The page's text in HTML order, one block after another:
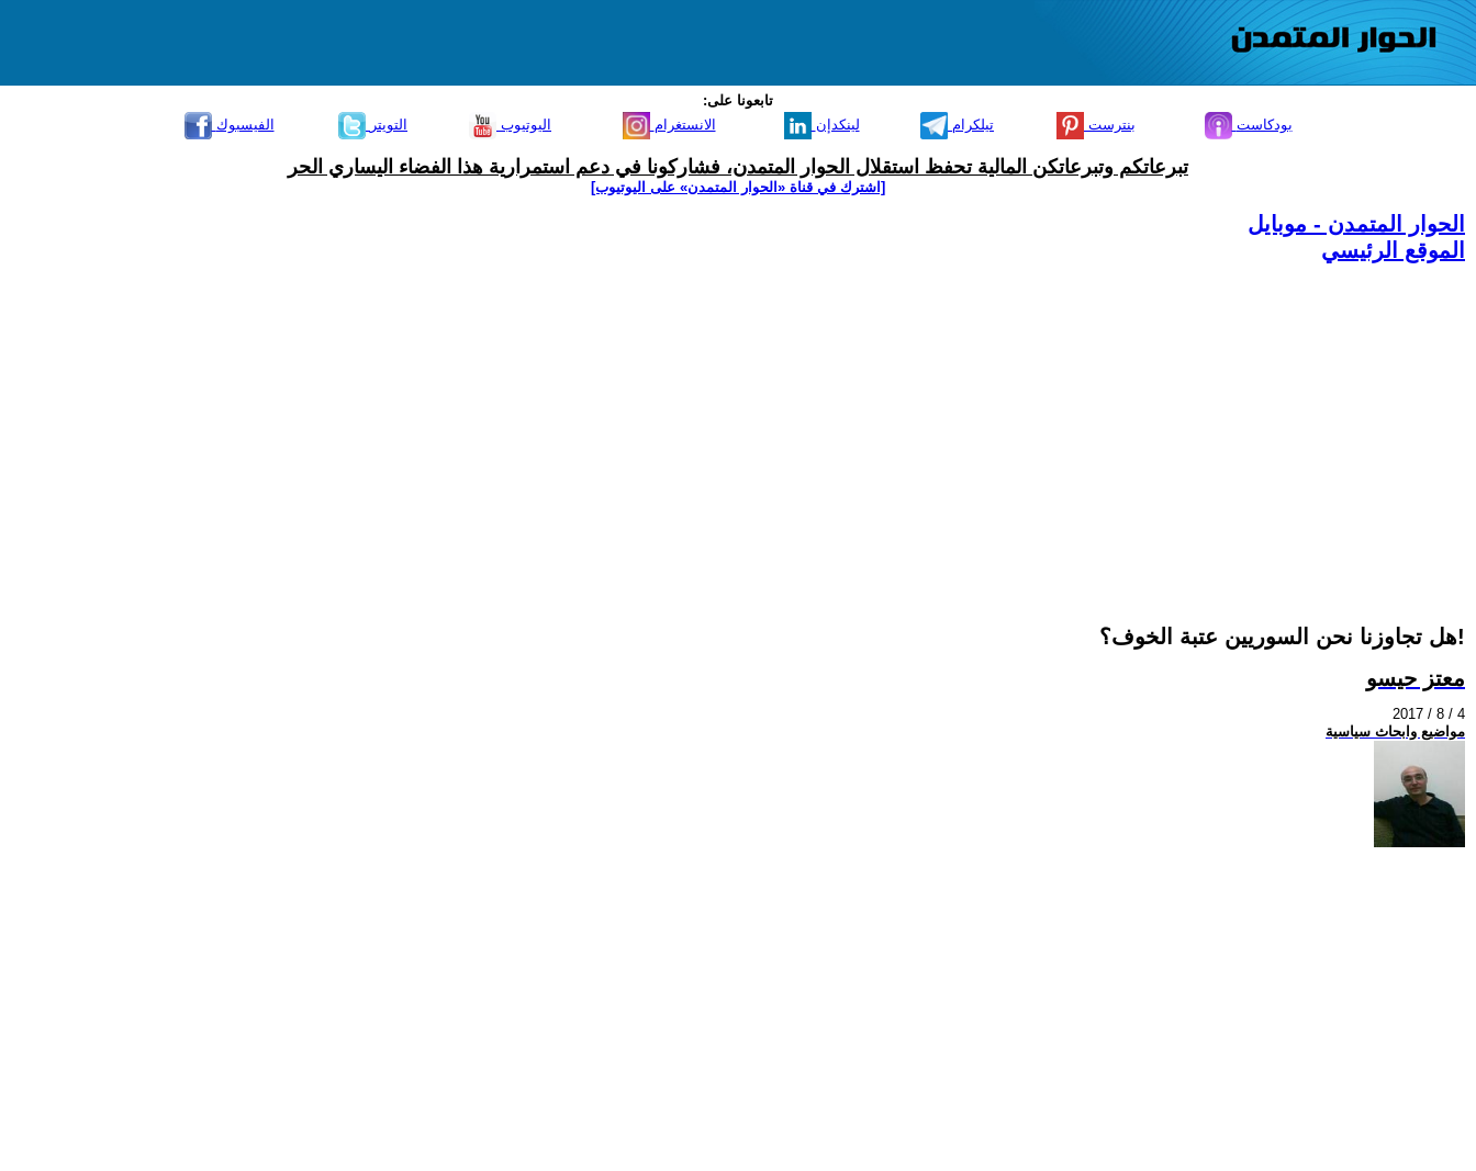
تابعونا على:
الفيسبوك
التويتر اليوتيوب الانستغرام لينكدإن تيلكرام بنترست بودكاست
تبرعاتكم وتبرعاتكن المالية تحفظ استقلال الحوار المتمدن، فشاركونا في دعم استمرارية هذا الفضاء اليساري الحر
[اشترك في قناة ‫«الحوار المتمدن» على اليوتيوب]
الحوار المتمدن - موبايل
الموقع الرئيسي
هل تجاوزنا نحن السوريين عتبة الخوف؟!
معتز حيسو
2017 / 8 / 4
مواضيع وابحاث سياسية